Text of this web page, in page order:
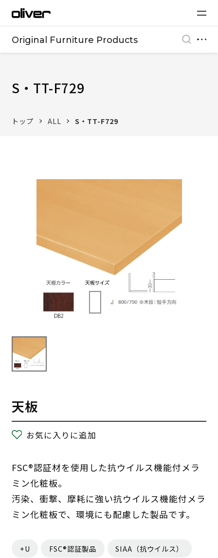
Original Furniture Products
S・TT-F729
トップ ALL S・TT-F729
天板
お気に入りに追加
FSC®認証材を使用した抗ウイルス機能付メラ
ミン化粧板。
汚染、衝撃、摩耗に強い抗ウイルス機能付メラ
ミン化粧板で、環境にも配慮した製品です。
+U FSC®認証製品 SIAA（抗ウイルス）